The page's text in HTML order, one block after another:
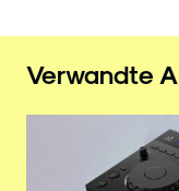
Verwandte